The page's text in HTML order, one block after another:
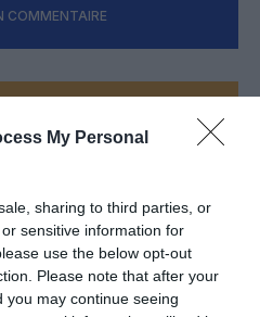
My Personal
sharing to third parties, or
sensitive information for
use the below opt-out
Please note that after your
may continue seeing
COMMENTAIRE
participez à son
!
SOUTENIR